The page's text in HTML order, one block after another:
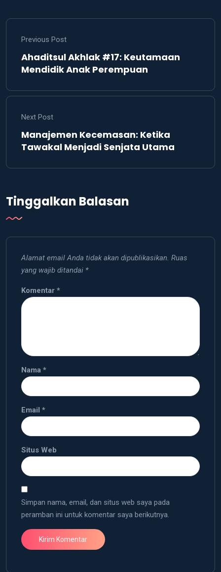
Previous Post
Ahaditsul Akhlak #17: Keutamaan
Mendidik Anak Perempuan
Next Post
Manajemen Kecemasan: Ketika
Tawakal Menjadi Senjata Utama
Tinggalkan Balasan
Alamat email Anda tidak akan dipublikasikan. Ruas
yang wajib ditandai *
Komentar *
Nama *
Email *
Situs Web
Simpan nama, email, dan situs web saya pada
peramban ini untuk komentar saya berikutnya.